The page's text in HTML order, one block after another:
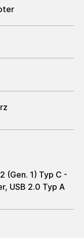
(Gen. 1) Typ C -
USB 2.0 Typ A